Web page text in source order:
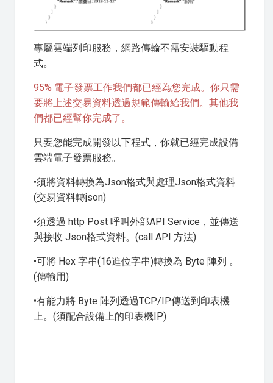
專屬雲端列印服務，網路傳輸不需安裝驅動程
式。
95% 電子發票工作我們都已經為您完成。你只需
要將上述交易資料透過規範傳輸給我們。其他我
們都已經幫你完成了。
只要您能完成開發以下程式，你就已經完成設備
雲端電子發票服務。
•須將資料轉換為Json格式與處理Json格式資料
(交易資料轉json)
•須透過 http Post 呼叫外部API Service，並傳送
與接收 Json格式資料。(call API 方法)
•可將 Hex 字串(16進位字串)轉換為 Byte 陣列 。
(傳輸用)
•有能力將 Byte 陣列透過TCP/IP傳送到印表機
上。(須配合設備上的印表機IP)